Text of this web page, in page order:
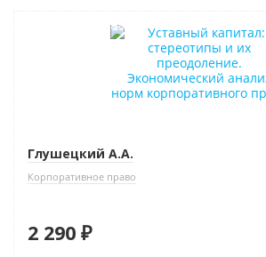
Индивидуальный подход
Глушецкий А.А.
Корпоративное право
2 290 ₽